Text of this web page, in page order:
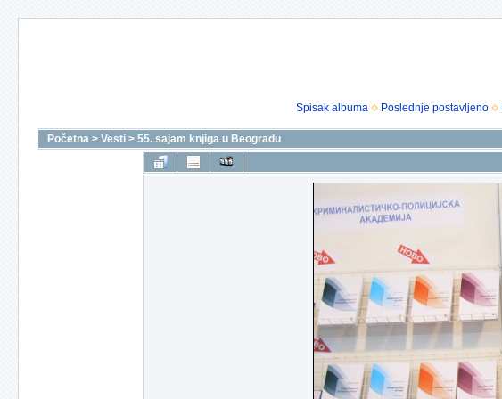
Spisak albuma
Poslednje postavljeno
Početna > Vesti > 55. sajam knjiga u Beogradu